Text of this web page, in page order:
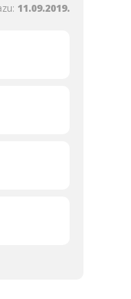
11.09.2019.